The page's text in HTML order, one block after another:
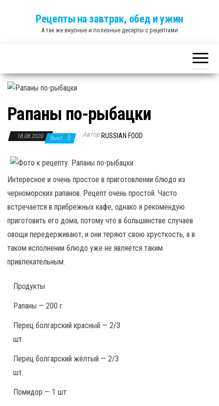
Рецепты на завтрак, обед и ужин
А так же вкусные и полезные десерты с рецептами
Рапаны по-рыбацки
18.08.2020 Выкл. Автор RUSSIAN FOOD
Интересное и очень простое в приготовлении блюдо из
черноморских рапанов. Рецепт очень простой. Часто
встречается в прибрежных кафе, однако я рекомендую
приготовить его дома, потому что в большинстве случаев
овощи передерживают, и они теряют свою хрусткость, а в
таком исполнении блюдо уже не является таким
привлекательным.
Продукты
Рапаны — 200 г
Перец болгарский красный — 2/3
шт.
Перец болгарский жёлтый — 2/3
шт.
Помидор — 1 шт.